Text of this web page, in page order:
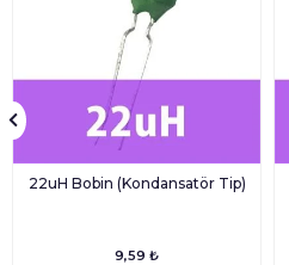
22uH Bobin (Kondansatör Tip)
9,59 ₺